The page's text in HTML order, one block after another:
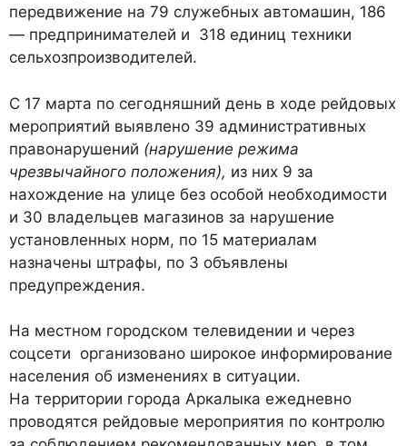
передвижение на 79 служебных автомашин, 186
— предпринимателей и 318 единиц техники
сельхозпроизводителей.
С 17 марта по сегодняшний день в ходе рейдовых
мероприятий выявлено 39 административных
правонарушений (нарушение режима
чрезвычайного положения), из них 9 за
нахождение на улице без особой необходимости
и 30 владельцев магазинов за нарушение
установленных норм, по 15 материалам
назначены штрафы, по 3 объявлены
предупреждения.
На местном городском телевидении и через
соцсети организовано широкое информирование
населения об изменениях в ситуации.
На территории города Аркалыка ежедневно
проводятся рейдовые мероприятия по контролю